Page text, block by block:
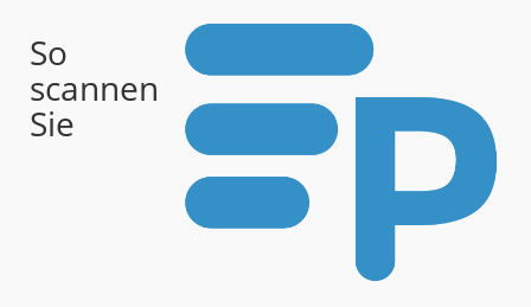
So
scannen
Sie